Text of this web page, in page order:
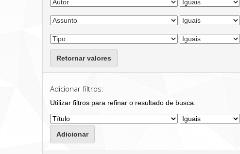
Retornar valores
Adicionar filtros:
Utilizar filtros para refinar o resultado de busca.